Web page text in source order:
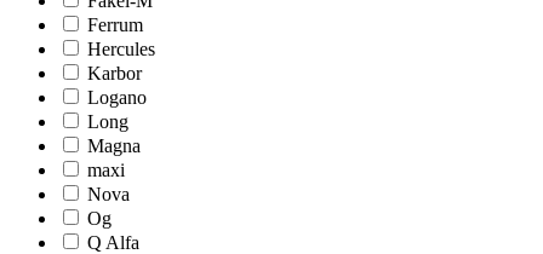
Ferrum
Hercules
Karbor
Logano
Long
Magna
maxi
Nova
Og
Q Alfa